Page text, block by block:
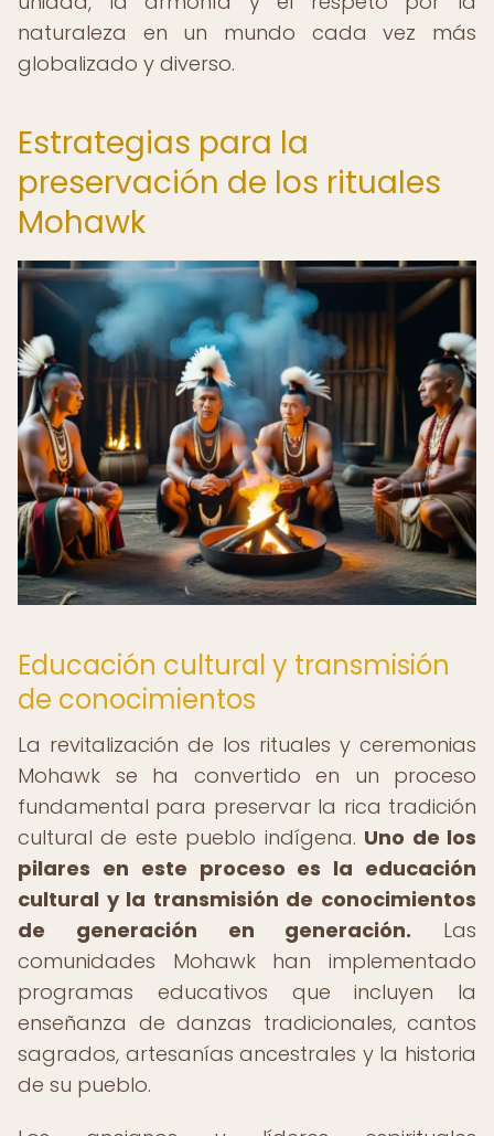
naturaleza en un mundo cada vez más
globalizado y diverso.
Estrategias para la
preservación de los rituales
Mohawk
Educación cultural y transmisión
de conocimientos
La revitalización de los rituales y ceremonias
Mohawk se ha convertido en un proceso
fundamental para preservar la rica tradición
cultural de este pueblo indígena. Uno de los
pilares en este proceso es la educación
cultural y la transmisión de conocimientos
de generación en generación. Las
comunidades Mohawk han implementado
programas educativos que incluyen la
enseñanza de danzas tradicionales, cantos
sagrados, artesanías ancestrales y la historia
de su pueblo.